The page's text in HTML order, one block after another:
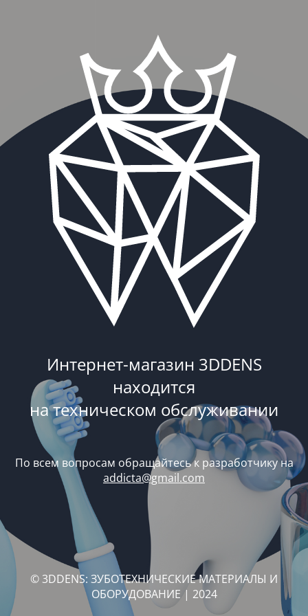
Интернет-магазин 3DDENS
находится
на техническом обслуживании
По всем вопросам обращайтесь к разработчику на
addicta@gmail.com
© 3DDENS: ЗУБОТЕХНИЧЕСКИЕ МАТЕРИАЛЫ И
ОБОРУДОВАНИЕ | 2024